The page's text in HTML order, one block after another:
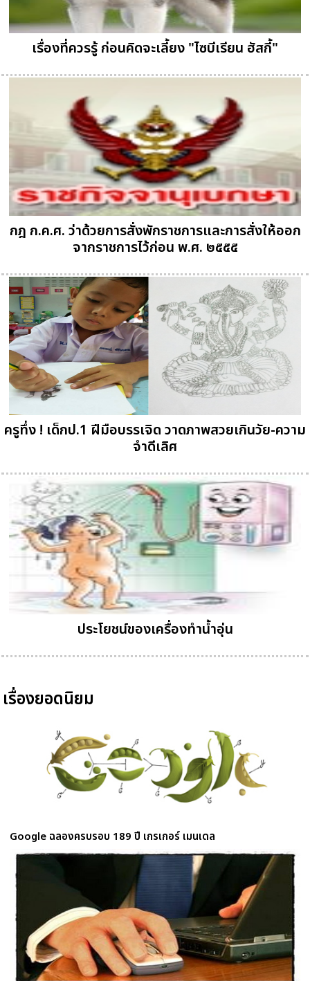
เรื่องที่ควรรู้ ก่อนคิดจะเลี้ยง "ไซบีเรียน ฮัสกี้"
กฎ ก.ค.ศ. ว่าด้วยการสั่งพักราชการและการสั่งให้ออก
จากราชการไว้ก่อน พ.ศ. ๒๕๕๕
ครูทึ่ง ! เด็กป.1 ฝีมือบรรเจิด วาดภาพสวยเกินวัย-ความ
จำดีเลิศ
ประโยชน์ของเครื่องทำน้ำอุ่น
เรื่องยอดนิยม
Google ฉลองครบรอบ 189 ปี เกรเกอร์ เมนเดล